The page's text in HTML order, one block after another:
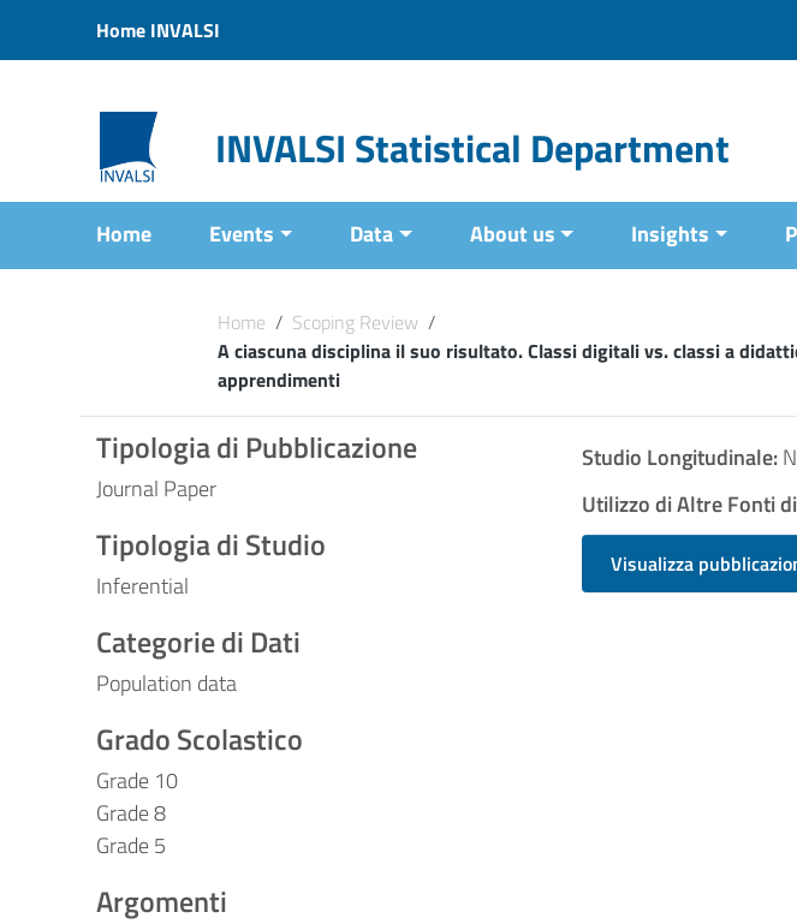
Vai al menu di navigazione
Home INVALSI
INVALSI Statistical Department
Home Events Data About us Insights
Home / Scoping Review /
A ciascuna disciplina il suo risultato. Classi digitali vs. classi a
apprendimenti
Tipologia di Pubblicazione
Journal Paper
Tipologia di Studio
Inferential
Categorie di Dati
Population data
Grado Scolastico
Grade 10
Grade 8
Grade 5
Argomenti
Studio Longitudinale:
Utilizzo di Altre Fonti
Visualizza